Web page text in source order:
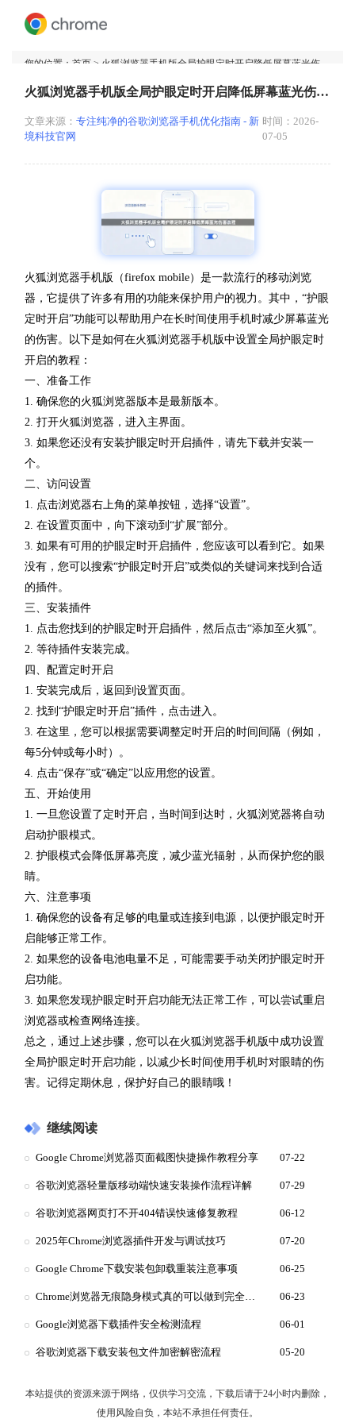
您的位置： 首页 > 火狐浏览器手机版全局护眼定时开启降低屏幕蓝光伤害教程
火狐浏览器手机版全局护眼定时开启降低屏幕蓝光伤害教程
文章来源： 专注纯净的谷歌浏览器手机优化指南 - 新
境科技官网
时间：2026-
07-05
火狐浏览器手机版（firefox mobile）是一款流行的移动浏览
器，它提供了许多有用的功能来保护用户的视力。其中，“护眼
定时开启”功能可以帮助用户在长时间使用手机时减少屏幕蓝光
的伤害。以下是如何在火狐浏览器手机版中设置全局护眼定时
开启的教程：
一、准备工作
1. 确保您的火狐浏览器版本是最新版本。
2. 打开火狐浏览器，进入主界面。
3. 如果您还没有安装护眼定时开启插件，请先下载并安装一
个。
二、访问设置
1. 点击浏览器右上角的菜单按钮，选择“设置”。
2. 在设置页面中，向下滚动到“扩展”部分。
3. 如果有可用的护眼定时开启插件，您应该可以看到它。如果
没有，您可以搜索“护眼定时开启”或类似的关键词来找到合适
的插件。
三、安装插件
1. 点击您找到的护眼定时开启插件，然后点击“添加至火狐”。
2. 等待插件安装完成。
四、配置定时开启
1. 安装完成后，返回到设置页面。
2. 找到“护眼定时开启”插件，点击进入。
3. 在这里，您可以根据需要调整定时开启的时间间隔（例如，
每5分钟或每小时）。
4. 点击“保存”或“确定”以应用您的设置。
五、开始使用
1. 一旦您设置了定时开启，当时间到达时，火狐浏览器将自动
启动护眼模式。
2. 护眼模式会降低屏幕亮度，减少蓝光辐射，从而保护您的眼
睛。
六、注意事项
1. 确保您的设备有足够的电量或连接到电源，以便护眼定时开
启能够正常工作。
2. 如果您的设备电池电量不足，可能需要手动关闭护眼定时开
启功能。
3. 如果您发现护眼定时开启功能无法正常工作，可以尝试重启
浏览器或检查网络连接。
总之，通过上述步骤，您可以在火狐浏览器手机版中成功设置
全局护眼定时开启功能，以减少长时间使用手机时对眼睛的伤
害。记得定期休息，保护好自己的眼睛哦！
继续阅读
Google Chrome浏览器页面截图快捷操作教程分享 07-22
谷歌浏览器轻量版移动端快速安装操作流程详解 07-29
谷歌浏览器网页打不开404错误快速修复教程 06-12
2025年Chrome浏览器插件开发与调试技巧 07-20
Google Chrome下载安装包卸载重装注意事项 06-25
Chrome浏览器无痕隐身模式真的可以做到完全防追踪吗 06-23
Google浏览器下载插件安全检测流程 06-01
谷歌浏览器下载安装包文件加密解密流程 05-20
本站提供的资源来源于网络，仅供学习交流，下载后请于24小时内删除，
使用风险自负，本站不承担任何责任。